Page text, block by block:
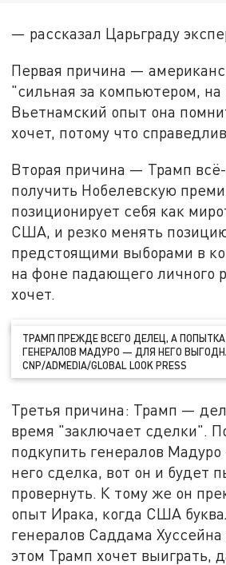
— рассказал Царьграду
Первая причина —
"сильная за компьютером, на
Вьетнамский опыт она
хочет, потому что
Вторая причина — Трамп
получить Нобелевскую
позиционирует себя как
США, и резко менять
предстоящими выборами в
на фоне падающего личного
хочет.
ТРАМП ПРЕЖДЕ ВСЕГО ДЕЛЕЦ, А
ГЕНЕРАЛОВ МАДУРО — ДЛЯ НЕГО
CNP/ADMEDIA/GLOBAL LOOK PRESS
Третья причина: Трамп —
время "заключает сделки".
подкупить генералов
него сделка, вот он и будет
провернуть. К тому же он
опыт Ирака, когда США
генералов Саддама
этом Трамп хочет выиграть,